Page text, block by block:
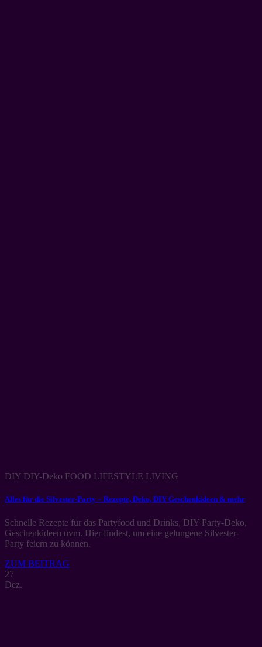
DIY DIY-Deko FOOD LIFESTYLE LIVING
Alles für die Silvester-Party – Rezepte, Deko, DIY Geschenkideen & mehr
Schnelle Rezepte für das Partyfood und Drinks, DIY Party-Deko,
Geschenkideen uvm. Hier findest, um eine gelungene Silvester-
Party feiern zu können.
ZUM BEITRAG
27
Dez.